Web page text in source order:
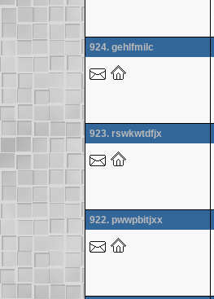
924. gehlfmilc
923. rswkwtdfjx
922. pwwpbitjxx